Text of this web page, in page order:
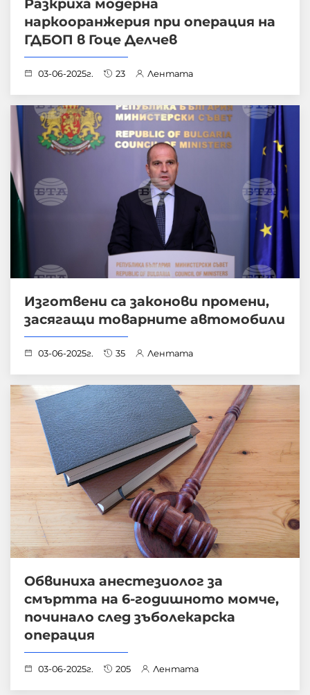
наркооранжерия при операция на
ГДБОП в Гоце Делчев
03-06-2025г. 23 Лентата
Изготвени са законови промени,
засягащи товарните автомобили
03-06-2025г. 35 Лентата
Обвиниха анестезиолог за
смъртта на 6-годишното момче,
починало след зъболекарска
операция
03-06-2025г. 205 Лентата